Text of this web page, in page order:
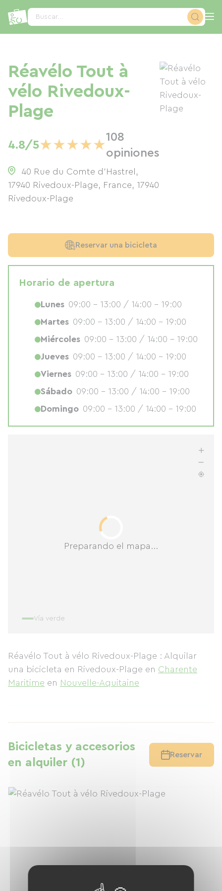
Buscar...
Réavélo Tout à
vélo Rivedoux-
Plage
4.8/5★★★★★
108
opiniones
40 Rue du Comte d'Hastrel,
17940 Rivedoux-Plage, France, 17940
Rivedoux-Plage
Preparando el mapa...
Vía verde
Réavélo Tout à vélo Rivedoux-Plage : Alquilar
una bicicleta en Rivedoux-Plage en Charente
Maritime en Nouvelle-Aquitaine
Bicicletas y accesorios
en alquiler (1)
Reservar
Reservar una bicicleta
Horario de apertura
Lunes 09:00 - 13:00 / 14:00 - 19:00
Martes 09:00 - 13:00 / 14:00 - 19:00
Miércoles 09:00 - 13:00 / 14:00 - 19:00
Jueves 09:00 - 13:00 / 14:00 - 19:00
Viernes 09:00 - 13:00 / 14:00 - 19:00
Sábado 09:00 - 13:00 / 14:00 - 19:00
Domingo 09:00 - 13:00 / 14:00 - 19:00
Panel de gestión de cookies